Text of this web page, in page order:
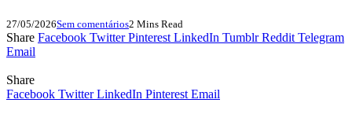
27/05/2026Sem comentários2 Mins Read
Share Facebook Twitter Pinterest LinkedIn Tumblr Reddit Telegram
Email
Share
Facebook Twitter LinkedIn Pinterest Email